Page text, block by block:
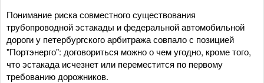
Понимание риска совместного существования
трубопроводной эстакады и федеральной автомобильной
дороги у петербургского арбитража совпало с позицией
"Портэнерго": договориться можно о чем угодно, кроме того,
что эстакада исчезнет или переместится по первому
требованию дорожников.